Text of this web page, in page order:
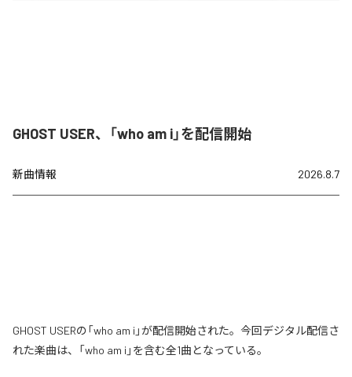
GHOST USER、「who am i」を配信開始
新曲情報 2026.8.7
GHOST USERの「who am i」が配信開始された。今回デジタル配信さ
れた楽曲は、「who am i」を含む全1曲となっている。